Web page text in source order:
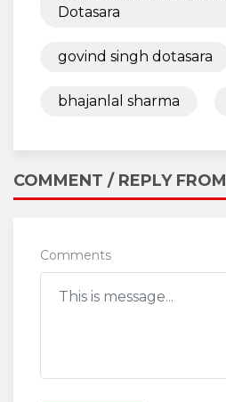
Dotasara
govind singh dotasara
bhajanlal sharma
COMMENT / REPLY FROM
Comments